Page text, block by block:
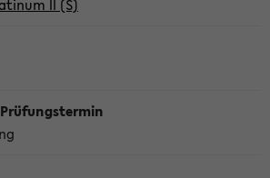
II (S)